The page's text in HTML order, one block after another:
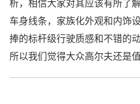
析，相信大家对其应该有所了
车身线条，家族化外观和内饰
捧的标杆级行驶质感和不错的
所以我们觉得大众高尔夫还是